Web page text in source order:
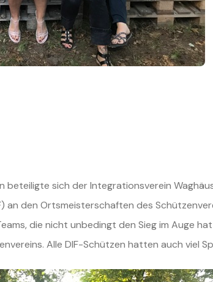
beteiligte sich der Integrationsverein
an den Ortsmeisterschaften des
die nicht unbedingt den Sieg im Auge
Alle DIF-Schützen hatten auch viel